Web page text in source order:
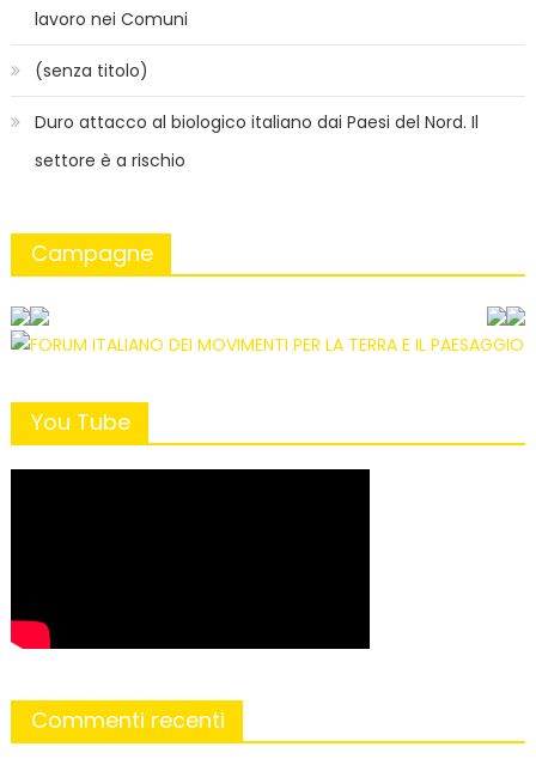
lavoro nei Comuni
(senza titolo)
Duro attacco al biologico italiano dai Paesi del Nord. Il
settore è a rischio
Campagne
You Tube
Commenti recenti